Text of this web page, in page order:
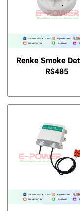
Renke Smoke
RS485